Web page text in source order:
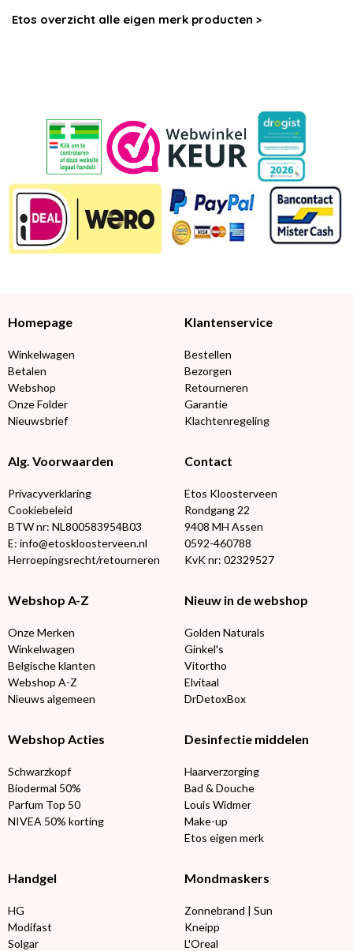
Etos overzicht alle eigen merk producten >
Homepage
Winkelwagen
Betalen
Webshop
Onze Folder
Nieuwsbrief
Klantenservice
Bestellen
Bezorgen
Retourneren
Garantie
Klachtenregeling
Alg. Voorwaarden
Privacyverklaring
Cookiebeleid
BTW nr: NL800583954B03
E: info@etoskloosterveen.nl
Herroepingsrecht/retourneren
Contact
Etos Kloosterveen
Rondgang 22
9408 MH Assen
0592-460788
KvK nr: 02329527
Webshop A-Z
Onze Merken
Winkelwagen
Belgische klanten
Webshop A-Z
Nieuws algemeen
Nieuw in de webshop
Golden Naturals
Ginkel's
Vitortho
Elvitaal
DrDetoxBox
Webshop Acties
Schwarzkopf
Biodermal 50%
Parfum Top 50
NIVEA 50% korting
Desinfectie middelen
Haarverzorging
Bad & Douche
Louis Widmer
Make-up
Etos eigen merk
Handgel
HG
Modifast
Solgar
Mondmaskers
Zonnebrand | Sun
Kneipp
L'Oreal